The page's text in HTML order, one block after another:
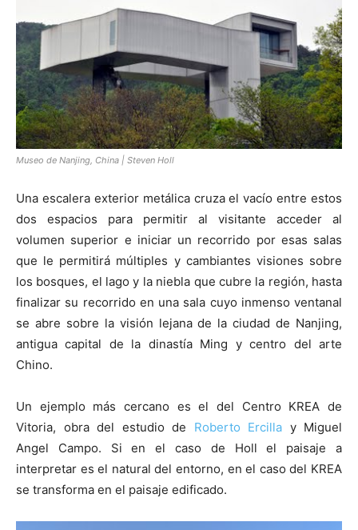
Museo de Nanjing, China | Steven Holl
Una escalera exterior metálica cruza el vacío entre estos
dos espacios para permitir al visitante acceder al
volumen superior e iniciar un recorrido por esas salas
que le permitirá múltiples y cambiantes visiones sobre
los bosques, el lago y la niebla que cubre la región, hasta
finalizar su recorrido en una sala cuyo inmenso ventanal
se abre sobre la visión lejana de la ciudad de Nanjing,
antigua capital de la dinastía Ming y centro del arte
Chino.
Un ejemplo más cercano es el del Centro KREA de
Vitoria, obra del estudio de Roberto Ercilla y Miguel
Angel Campo. Si en el caso de Holl el paisaje a
interpretar es el natural del entorno, en el caso del KREA
se transforma en el paisaje edificado.